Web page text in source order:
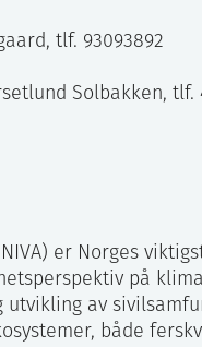
tlf. 93093892
Solbakken, tlf.
er Norges
på
av
både